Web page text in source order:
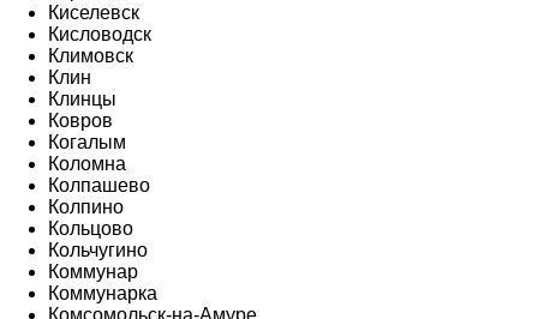
Киселевск
Кисловодск
Климовск
Клин
Клинцы
Ковров
Когалым
Коломна
Колпашево
Колпино
Кольцово
Кольчугино
Коммунар
Коммунарка
Комсомольск-на-Амуре